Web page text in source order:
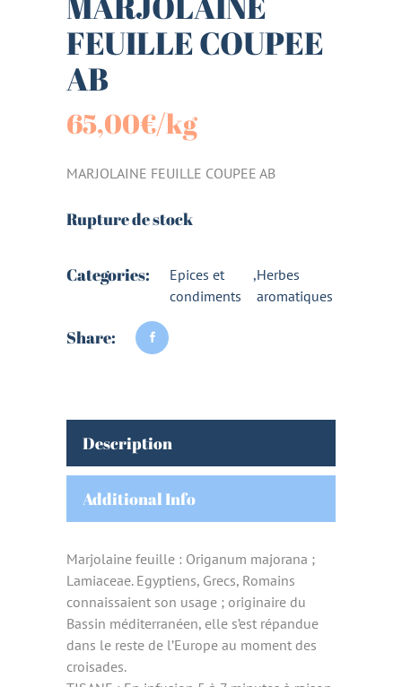
FEUILLE COUPEE
AB
65,00€/kg
MARJOLAINE FEUILLE COUPEE AB
Rupture de stock
Categories:
Epices et
condiments
,Herbes
aromatiques
Share:
Description
Additional Info
Marjolaine feuille : Origanum majorana ;
Lamiaceae. Egyptiens, Grecs, Romains
connaissaient son usage ; originaire du
Bassin méditerranéen, elle s’est répandue
dans le reste de l’Europe au moment des
croisades.